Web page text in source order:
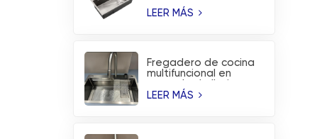
hecho a mano de
LEER MÁS
Fregadero de cocina
multifuncional en
voladora de acero
LEER MÁS